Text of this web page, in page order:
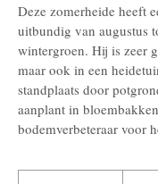
Deze zomerheide heeft
uitbundig van augustus
wintergroen. Hij is zeer
maar ook in een
standplaats door
aanplant in
bodemverbeteraar voor